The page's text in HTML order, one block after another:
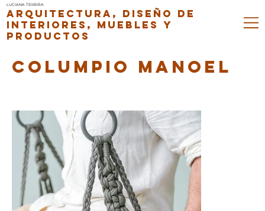
LUCIANA TEIXEIRA
ARQUITECTURA, DISEÑO DE
INTERIORES, MUEBLES Y
PRODUCTOS
COLUMPIO MANOEL